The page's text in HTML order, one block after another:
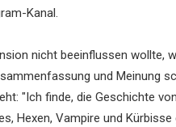
Kanal.
nicht beeinflussen wollte,
und Meinung
"Ich finde, die Geschichte
Hexen, Vampire und